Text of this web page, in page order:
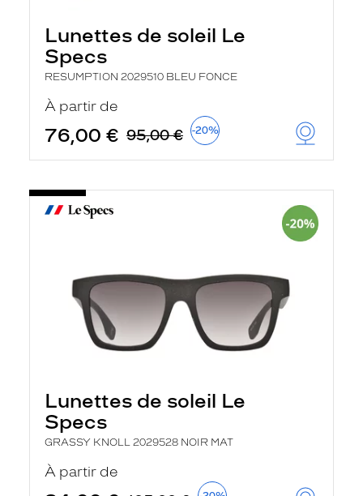
Lunettes de soleil Le
Specs
RESUMPTION 2029510 BLEU FONCE
À partir de
76,00 € 95,00 € -20%
Lunettes de soleil Le
Specs
GRASSY KNOLL 2029528 NOIR MAT
À partir de